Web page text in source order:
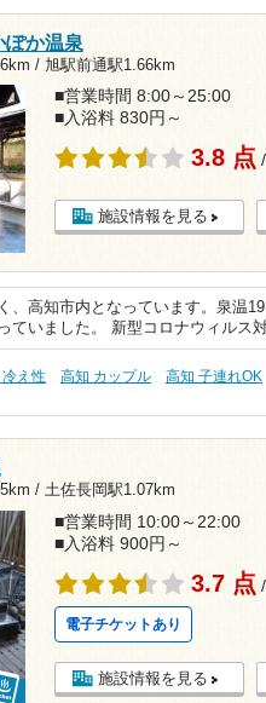
ぽか温泉
/ 旭駅前通駅1.66km
■営業時間 8:00～25:00
■入浴料 830円～
3.8 点
施設情報を見る
、高知市内となっています。泉温
ていました。 新型コロナウィルス
え性 高知 カップル 高知 子連れOK
/ 土佐長岡駅1.07km
■営業時間 10:00～22:00
■入浴料 900円～
3.7 点
電子チケットあり
施設情報を見る